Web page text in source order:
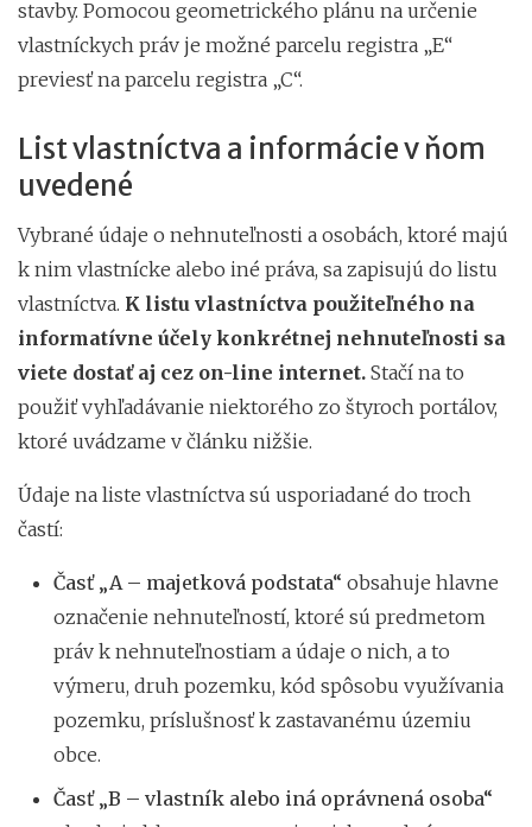
stavby. Pomocou geometrického plánu na určenie
vlastníckych práv je možné parcelu registra „E“
previesť na parcelu registra „C“.
List vlastníctva a informácie v ňom
uvedené
Vybrané údaje o nehnuteľnosti a osobách, ktoré majú
k nim vlastnícke alebo iné práva, sa zapisujú do listu
vlastníctva. K listu vlastníctva použiteľného na
informatívne účely konkrétnej nehnuteľnosti sa
viete dostať aj cez on-line internet. Stačí na to
použiť vyhľadávanie niektorého zo štyroch portálov,
ktoré uvádzame v článku nižšie.
Údaje na liste vlastníctva sú usporiadané do troch
častí:
Časť „A – majetková podstata“ obsahuje hlavne
označenie nehnuteľností, ktoré sú predmetom
práv k nehnuteľnostiam a údaje o nich, a to
výmeru, druh pozemku, kód spôsobu využívania
pozemku, príslušnosť k zastavanému územiu
obce.
Časť „B – vlastník alebo iná oprávnená osoba“